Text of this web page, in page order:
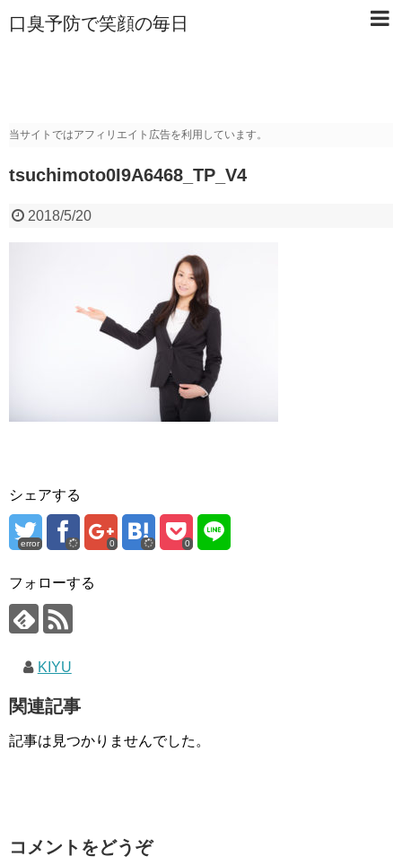
口臭予防で笑顔の毎日
当サイトではアフィリエイト広告を利用しています。
tsuchimoto0I9A6468_TP_V4
2018/5/20
シェアする
error 0 0
フォローする
KIYU
関連記事
記事は見つかりませんでした。
コメントをどうぞ